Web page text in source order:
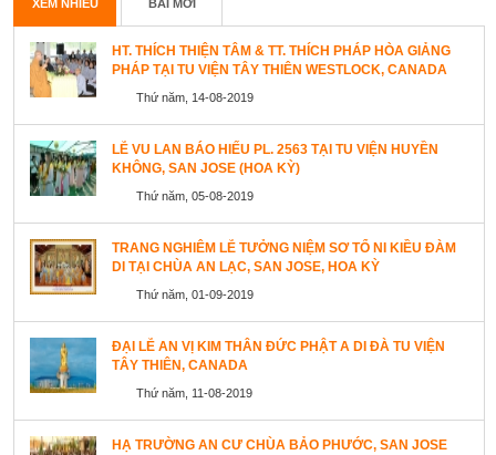
XEM NHIỀU BÀI MỚI
HT. THÍCH THIỆN TÂM & TT. THÍCH PHÁP HÒA GIẢNG
PHÁP TẠI TU VIỆN TÂY THIÊN WESTLOCK, CANADA
Thứ năm, 14-08-2019
LỄ VU LAN BÁO HIẾU PL. 2563 TẠI TU VIỆN HUYỀN
KHÔNG, SAN JOSE (HOA KỲ)
Thứ năm, 05-08-2019
TRANG NGHIÊM LỄ TƯỞNG NIỆM SƠ TỔ NI KIỀU ĐÀM
DI TẠI CHÙA AN LẠC, SAN JOSE, HOA KỲ
Thứ năm, 01-09-2019
ĐẠI LỄ AN VỊ KIM THÂN ĐỨC PHẬT A DI ĐÀ TU VIỆN
TÂY THIÊN, CANADA
Thứ năm, 11-08-2019
HẠ TRƯỜNG AN CƯ CHÙA BẢO PHƯỚC, SAN JOSE